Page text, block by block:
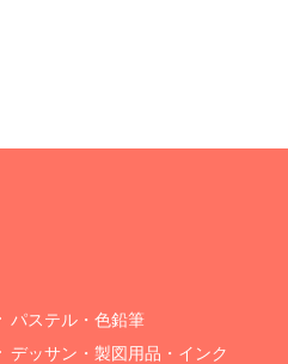
パステル・色鉛筆
デッサン・製図用品・インク